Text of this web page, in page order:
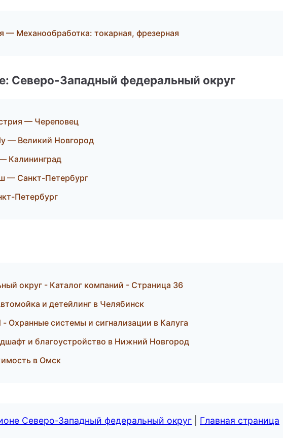
Механообработка: токарная, фрезерная
Северо-Западный федеральный округ
— Череповец
— Великий Новгород
Калининград
— Санкт-Петербург
Петербург
округ - Каталог компаний - Страница 36
и детейлинг в Челябинск
- Охранные системы и сигнализации в Калуга
и благоустройство в Нижний Новгород
в Омск
Северо-Западный федеральный округ Главная страница